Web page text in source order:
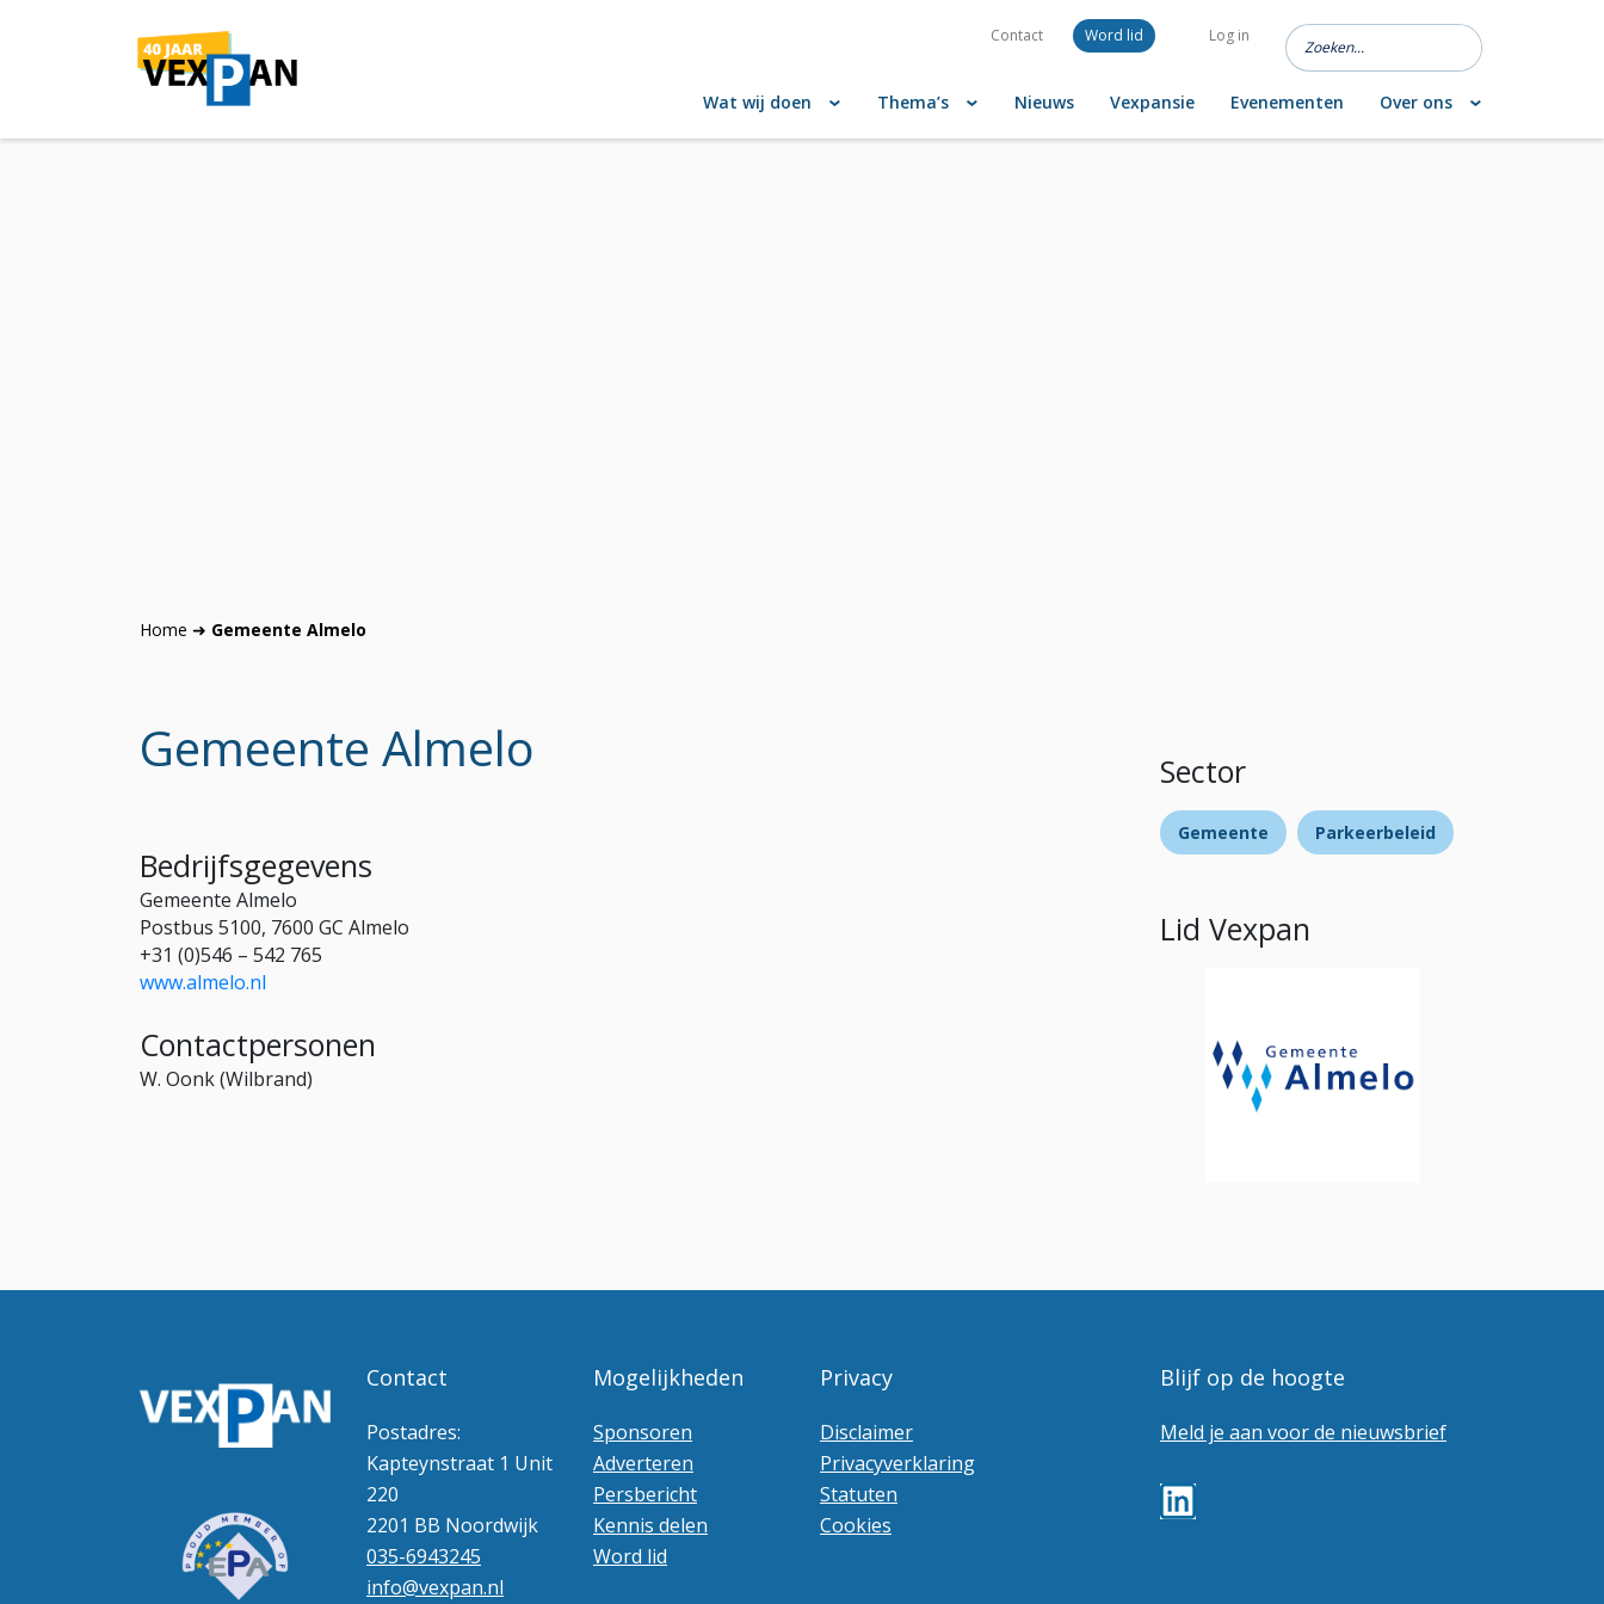
Contact Word lid Log in
Wat wij doen Thema’s Nieuws Vexpansie Evenementen Over ons
Home ➜ Gemeente Almelo
Gemeente Almelo
Bedrijfsgegevens
Gemeente Almelo
Postbus 5100, 7600 GC Almelo
+31 (0)546 – 542 765
www.almelo.nl
Contactpersonen
W. Oonk (Wilbrand)
Sector
Gemeente Parkeerbeleid
Lid Vexpan
Contact
Postadres:
Kapteynstraat 1 Unit
220
2201 BB Noordwijk
035-6943245
info@vexpan.nl
Mogelijkheden
Sponsoren
Adverteren
Persbericht
Kennis delen
Word lid
Privacy
Disclaimer
Privacyverklaring
Statuten
Cookies
Blijf op de hoogte
Meld je aan voor de nieuwsbrief